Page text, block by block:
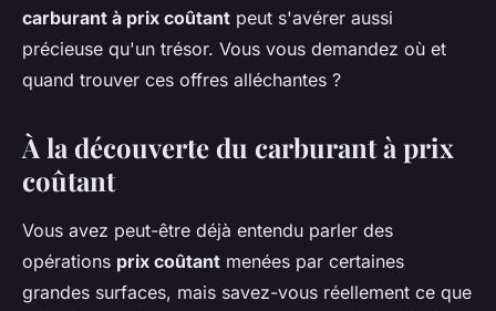
carburant à prix coûtant peut s'avérer aussi
précieuse qu'un trésor. Vous vous demandez où et
quand trouver ces offres alléchantes ?
À la découverte du carburant à prix
coûtant
Vous avez peut-être déjà entendu parler des
opérations prix coûtant menées par certaines
grandes surfaces, mais savez-vous réellement ce que